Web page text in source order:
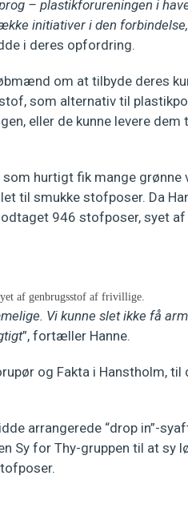
– plastikforureningen i
initiativer i den
i deres opfordring.
om at tilbyde deres
som alternativ til
eller de kunne levere dem
hurtigt fik mange grønne
til smukke stofposer. Da
946 stofposer, syet
af genbrugsstof af frivillige.
Vi kunne slet ikke få
”, fortæller Hanne.
og Fakta i Hanstholm,
arrangerede “drop in”-
Sy for Thy-gruppen til at sy